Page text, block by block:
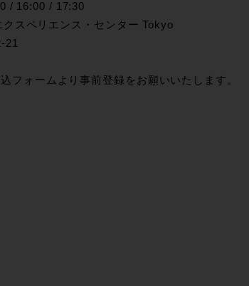
/ 16:00 / 17:30
スペリエンス・センター Tokyo
21
フォームより事前登録をお願いいたします。